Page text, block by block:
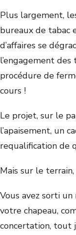
Plus largement,
bureaux de tabac
d’affaires se
l’engagement des
procédure de
cours !
Le projet, sur le
l’apaisement, un
requalification de
Mais sur le terrain,
Vous avez sorti
votre chapeau,
concertation, tout